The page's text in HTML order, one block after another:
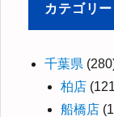
カテゴリー
千葉県
柏店
船橋店